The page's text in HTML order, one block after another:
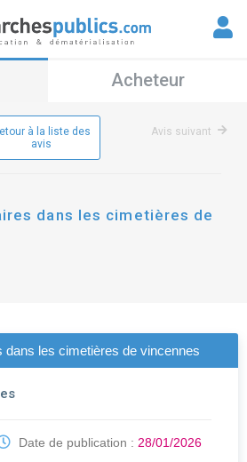
Acheteur
à la liste des
avis
Avis suivant
dans les cimetières de
dans les cimetières de vincennes
Date de publication : 28/01/2026